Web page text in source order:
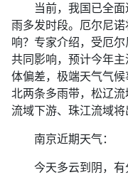
当前，我国已全面
雨多发时段。厄尔尼
响？专家介绍，受厄
共同影响，预计今年
体偏差，极端天气气
北两条多雨带，松辽
流域下游、珠江流域将
南京近期天气：
今天多云到阴，有